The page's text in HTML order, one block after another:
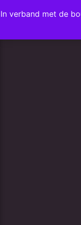
In verband met de
FAVORIETEN